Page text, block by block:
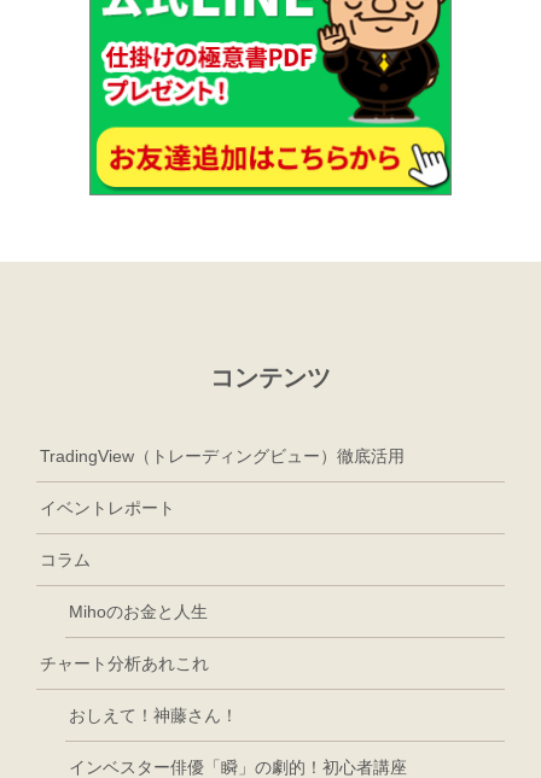
コンテンツ
TradingView（トレーディングビュー）徹底活用
イベントレポート
コラム
Mihoのお金と人生
チャート分析あれこれ
おしえて！神藤さん！
インベスター俳優「瞬」の劇的！初心者講座